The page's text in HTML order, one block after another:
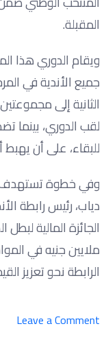
المقبلة.
ويقام الدوري هذا
جميع الأندية في
للبقاء، على أن يهبط
وفي خطوة تستهدف
دياب، رئيس رابطة
ملايين جنيه في
الرابطة نحو تعزيز
Leave a Comment